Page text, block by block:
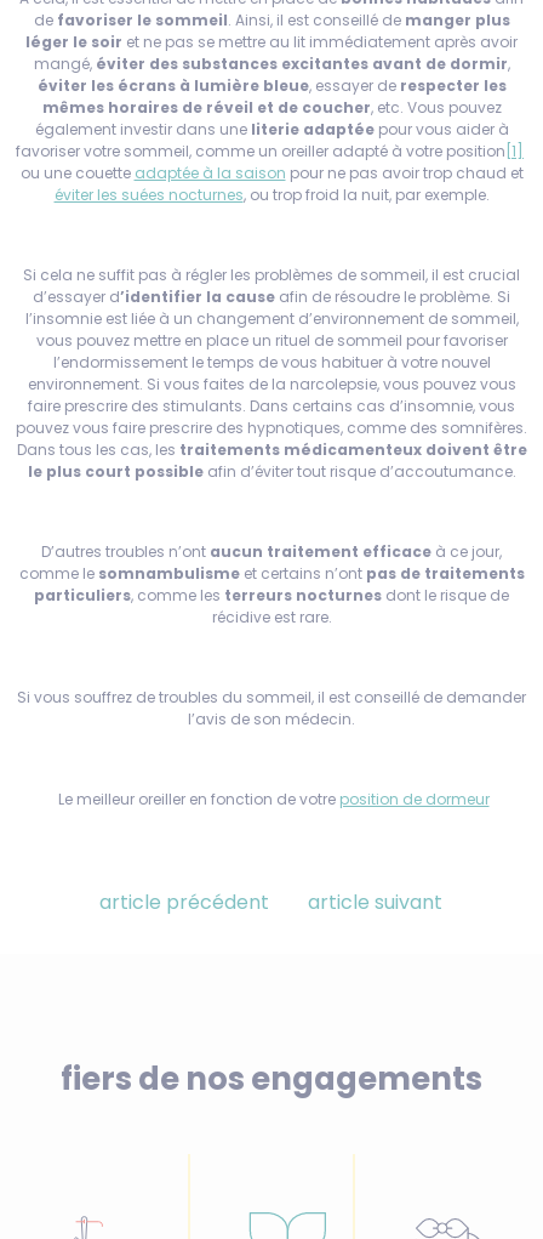
de favoriser le sommeil. Ainsi, il est conseillé de manger plus
léger le soir et ne pas se mettre au lit immédiatement après avoir
mangé, éviter des substances excitantes avant de dormir,
éviter les écrans à lumière bleue, essayer derespecter les
mêmes horaires de réveil et de coucher, etc. Vous pouvez
également investir dans uneliterie adaptée pour vous aider à
favoriser votre sommeil, comme un oreiller adapté à votre position [1]
ou une couette adaptée à la saison pour ne pas avoir trop chaud et
éviter les suées nocturnes, ou trop froid la nuit, par exemple.
Si cela ne suffit pas à régler les problèmes de sommeil, il est crucial
d’essayer d’identifier la cause afin de résoudre le problème. Si
l’insomnie est liée à un changement d’environnement de sommeil,
vous pouvez mettre en place un rituel de sommeil pour favoriser
l’endormissement le temps de vous habituer à votre nouvel
environnement. Si vous faites de la narcolepsie, vous pouvez vous
faire prescrire des stimulants. Dans certains cas d’insomnie, vous
pouvez vous faire prescrire des hypnotiques, comme des somnifères.
Dans tous les cas, les traitements médicamenteux doivent être
le plus court possibleafin d’éviter tout risque d’accoutumance.
D’autres troubles n’ont aucun traitement efficace à ce jour,
comme le somnambulisme et certains n’ontpas de traitements
particuliers, comme les terreurs nocturnes dont le risque de
récidive est rare.
Si vous souffrez de troubles du sommeil, il est conseillé de demander
l’avis de son médecin.
Le meilleur oreiller en fonction de votre position de dormeur
article précédent article suivant
fiers de nos engagements